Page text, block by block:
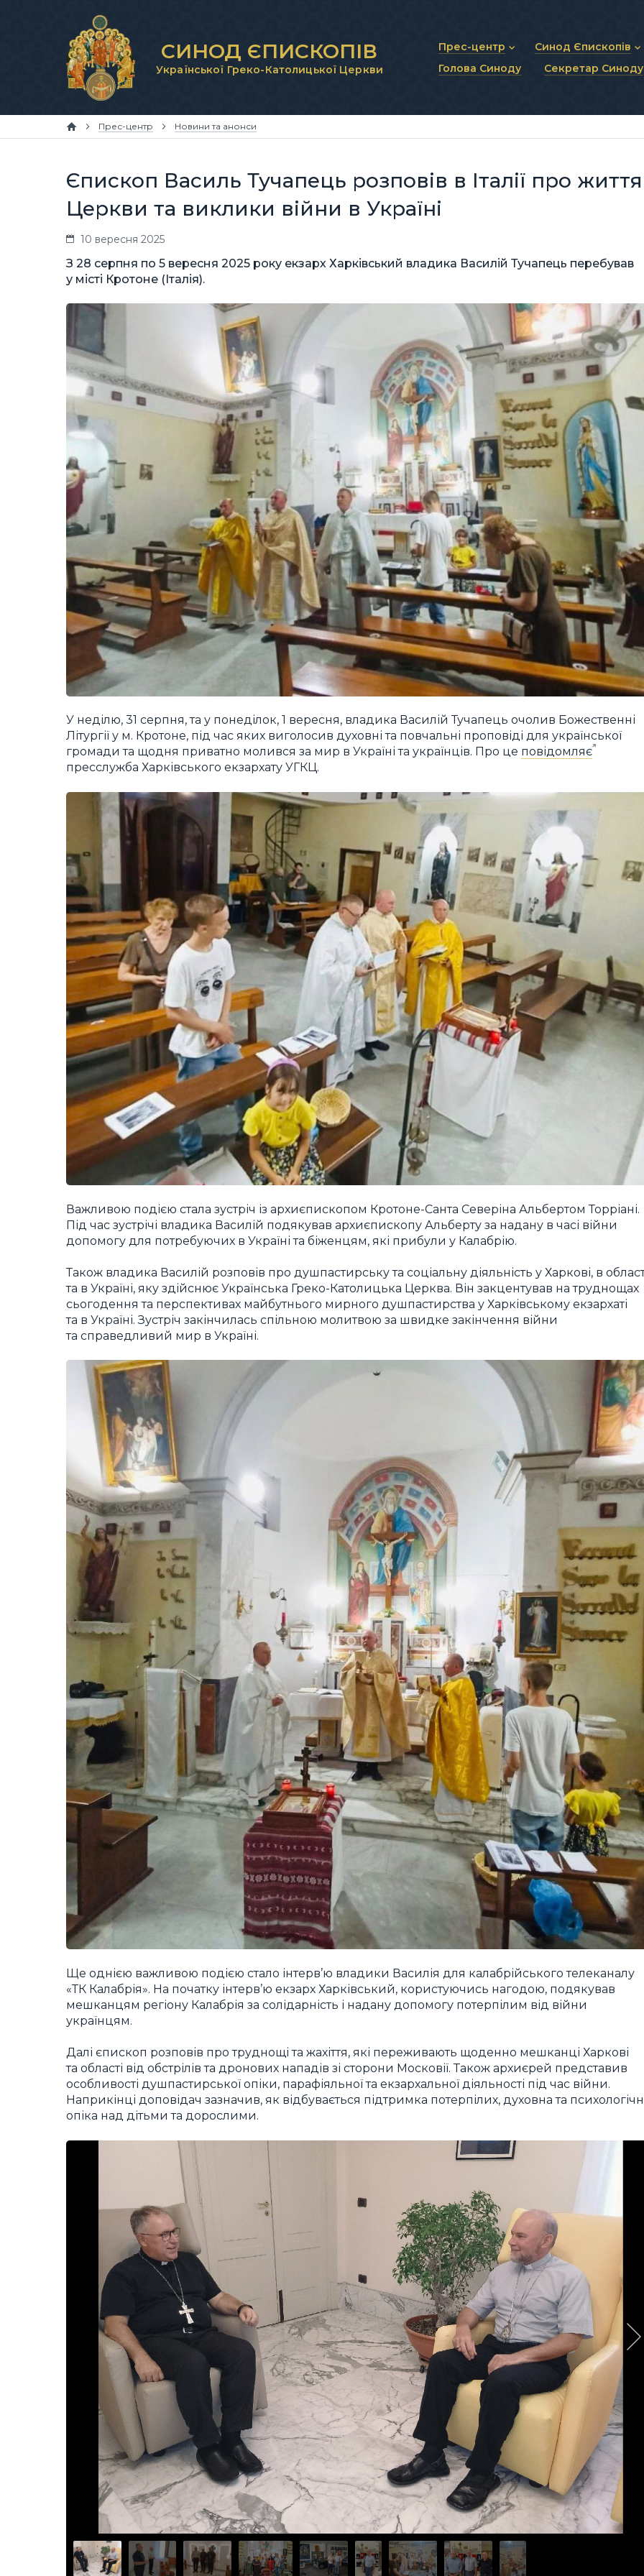
СИНОД ЄПИСКОПІВ
Української Греко-Католицької Церкви
Прес-центр
Новини та анонси
Синод Єпископів
Статут Синоду
Синодальні органи
Голова Синоду Секретар Синоду
Прес-центр Новини та анонси
Єпископ Василь Тучапець розповів в Італії про життя
Церкви та виклики війни в Україні
10 вересня 2025
З 28 серпня по 5 вересня 2025 року екзарх Харківський владика Василій Тучапець перебував
у місті Кротоне (Італія).
У неділю, 31 серпня, та у понеділок, 1 вересня, владика Василій Тучапець очолив Божественні
Літургії у м. Кротоне, під час яких виголосив духовні та повчальні проповіді для української
громади та щодня приватно молився за мир в Україні та українців. Про це повідомляє
пресслужба Харківського екзархату УГКЦ.
Важливою подією стала зустріч із архиєпископом Кротоне-Санта Северіна Альбертом Торріані.
Під час зустрічі владика Василій подякував архиєпископу Альберту за надану в часі війни
допомогу для потребуючих в Україні та біженцям, які прибули у Калабрію.
Також владика Василій розповів про душпастирську та соціальну діяльність у Харкові, в
та в Україні, яку здійснює Українська Греко-Католицька Церква. Він закцентував на труднощах
сьогодення та перспективах майбутнього мирного душпастирства у Харківському екзархаті
та в Україні. Зустріч закінчилась спільною молитвою за швидке закінчення війни
та справедливий мир в Україні.
Ще однією важливою подією стало інтерв’ю владики Василія для калабрійського телеканалу
«ТК Калабрія». На початку інтерв’ю екзарх Харківський, користуючись нагодою, подякував
мешканцям регіону Калабрія за солідарність і надану допомогу потерпілим від війни
українцям.
Далі єпископ розповів про труднощі та жахіття, які переживають щоденно мешканці Харкові
та області від обстрілів та дронових нападів зі сторони Московії. Також архиєрей представив
особливості душпастирської опіки, парафіяльної та екзархальної діяльності під час війни.
Наприкінці доповідач зазначив, як відбувається підтримка потерпілих, духовна та
опіка над дітьми та дорослими.